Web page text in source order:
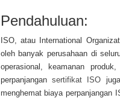
Pendahuluan:
ISO, atau International
oleh banyak perusahaan di
operasional, keamanan
perpanjangan sertifikat ISO
menghemat biaya perpanjangan